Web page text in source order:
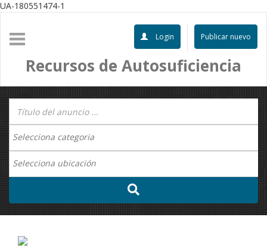
UA-180551474-1
Publicar nuevo
Login
Recursos de Autosuficiencia